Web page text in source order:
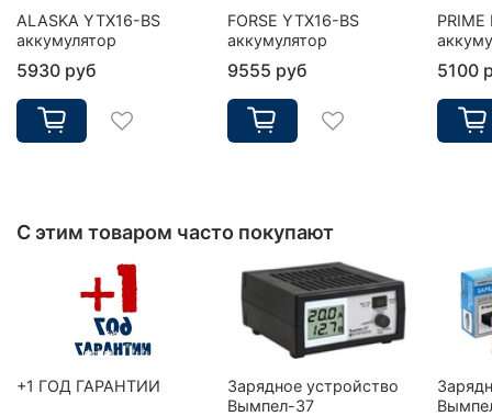
ALASKA YTX16-BS
аккумулятор
5930 руб
FORSE YTX16-BS
аккумулятор
9555 руб 5100
С этим товаром часто покупают
+1 ГОД ГАРАНТИИ
Зарядное устройство
Вымпел-37